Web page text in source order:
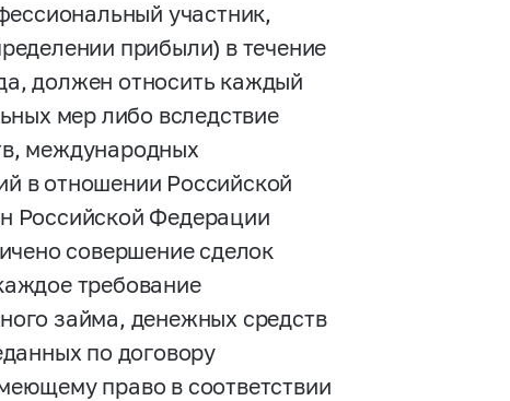
участник,
прибыли) в течение
должен относить каждый
мер либо вследствие
международных
в отношении Российской
Российской Федерации
совершение сделок
требование
займа, денежных средств
по договору
право в соответствии